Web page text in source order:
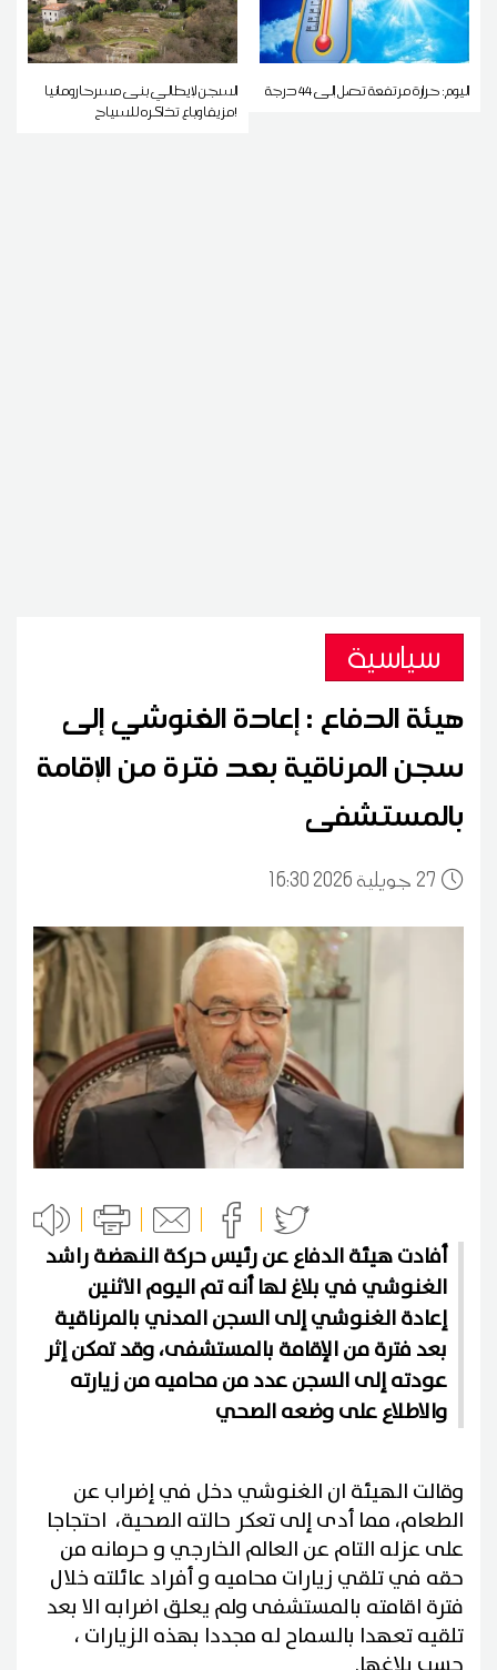
اليوم: حرارة مرتفعة تصل إلى 44 درجة
السجن لإيطالي بنى مسرحا رومانيا
مزيفا وباع تذاكره للسياح!
سياسية
هيئة الدفاع : إعادة الغنوشي إلى
سجن المرناقية بعد فترة من الإقامة
بالمستشفى
27 16:30 2026 جويلية
أفادت هيئة الدفاع عن رئيس حركة النهضة راشد
الغنوشي في بلاغ لها أنه تم اليوم الاثنين
إعادة الغنوشي إلى السجن المدني بالمرناقية
بعد فترة من الإقامة بالمستشفى، وقد تمكن إثر
عودته إلى السجن عدد من محاميه من زيارته
والاطلاع على وضعه الصحي
وقالت الهيئة ان الغنوشي دخل في إضراب عن
الطعام، مما أدى إلى تعكر حالته الصحية، احتجاجا
على عزله التام عن العالم الخارجي و حرمانه من
حقه في تلقي زيارات محاميه و أفراد عائلته خلال
فترة اقامته بالمستشفى ولم يعلق اضرابه الا بعد
تلقيه تعهدا بالسماح له مجددا بهذه الزيارات ،